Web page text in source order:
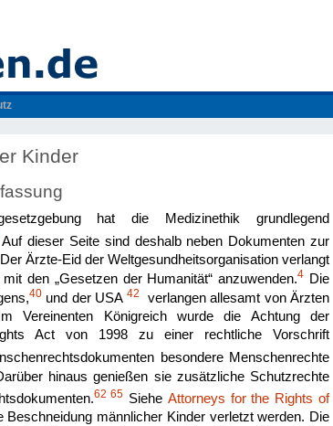
Kinder
hat die Medizinethik grundlegend
Auf dieser Seite sind deshalb neben Dokumenten zur
Ärzte-Eid der Weltgesundheitsorganisation verlangt
den „Gesetzen der Humanität“ anzuwenden.4 Die
40 und der USA42
verlangen allesamt von Ärzten
Vereinenten Königreich wurde die Achtung der
Act von 1998 zu einer rechtliche Vorschrift
besondere Menschenrechte
hinaus genießen sie zusätzliche Schutzrechte
62 65 Siehe Attorneys for the Rights of
männlicher Kinder verletzt werden. Die